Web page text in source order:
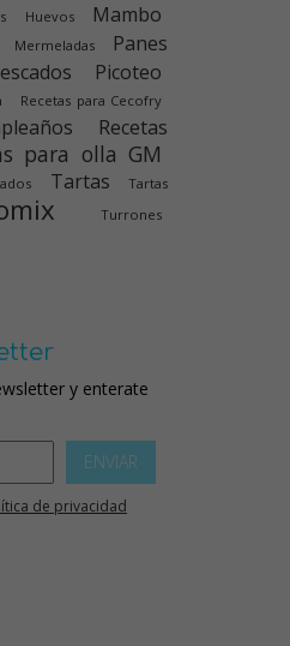
Huevos
Mambo
Mermeladas
Panes
Picoteo
Recetas para Cecofry
Recetas
para olla GM
Tartas
Tartas
Turrones
y enterate
ENVIAR
de privacidad